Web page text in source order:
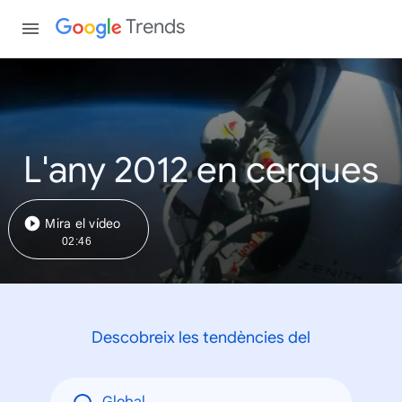
Trends
L'any 2012 en cerques
Mira el vídeo
02:46
Descobreix les tendències del